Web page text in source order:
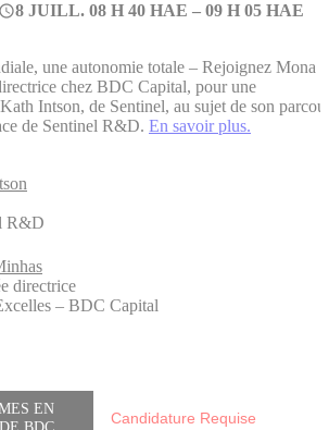
access_time8 JUILL. 08 H 40 HAE – 09 H 05 HAE
une autonomie totale – Rejoignez Mona
chez BDC Capital, pour une
Intson, de Sentinel, au sujet de son
de Sentinel R&D. En savoir plus.
R&D
directrice
– BDC Capital
EN
Candidature Requise